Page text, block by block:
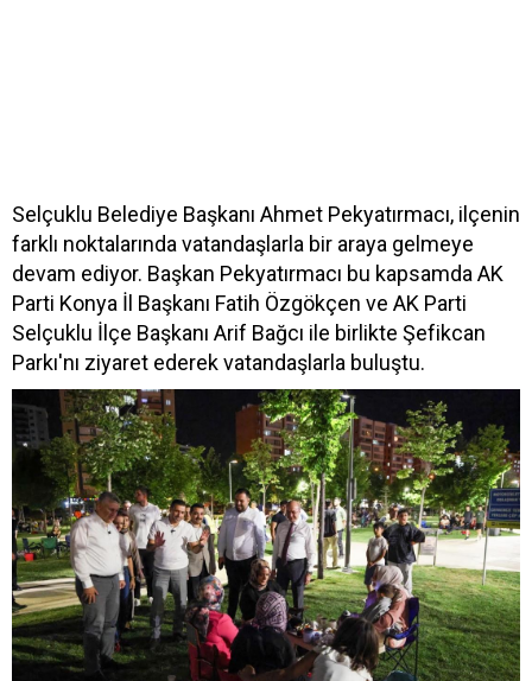
Selçuklu Belediye Başkanı Ahmet Pekyatırmacı, ilçenin
farklı noktalarında vatandaşlarla bir araya gelmeye
devam ediyor. Başkan Pekyatırmacı bu kapsamda AK
Parti Konya İl Başkanı Fatih Özgökçen ve AK Parti
Selçuklu İlçe Başkanı Arif Bağcı ile birlikte Şefikcan
Parkı'nı ziyaret ederek vatandaşlarla buluştu.